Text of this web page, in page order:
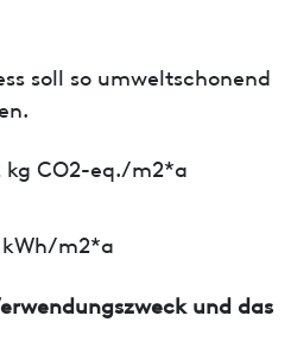
soll so umweltschonend
kg CO2-eq./m2*a
kWh/m2*a
und das